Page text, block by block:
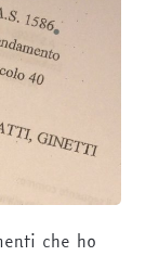
che ho